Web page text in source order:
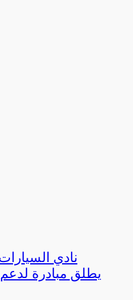
نادي
يطلق مبادرة لدعم